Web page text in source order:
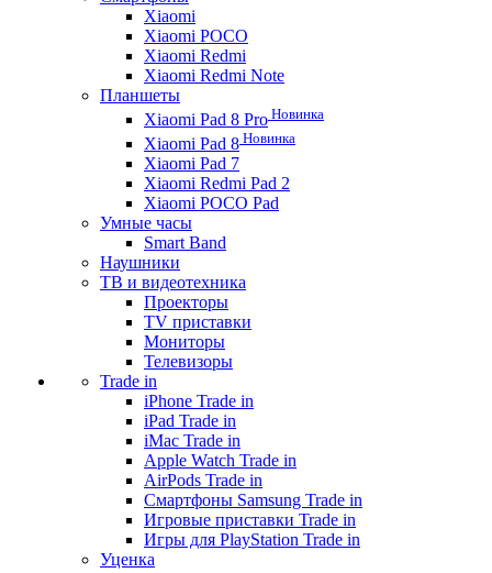
Xiaomi
Xiaomi POCO
Xiaomi Redmi
Xiaomi Redmi Note
Планшеты
Xiaomi Pad 8 Pro Новинка
Xiaomi Pad 8 Новинка
Xiaomi Pad 7
Xiaomi Redmi Pad 2
Xiaomi POCO Pad
Умные часы
Smart Band
Наушники
ТВ и видеотехника
Проекторы
TV приставки
Мониторы
Телевизоры
Trade in
iPhone Trade in
iPad Trade in
iMac Trade in
Apple Watch Trade in
AirPods Trade in
Смартфоны Samsung Trade in
Игровые приставки Trade in
Игры для PlayStation Trade in
Уценка